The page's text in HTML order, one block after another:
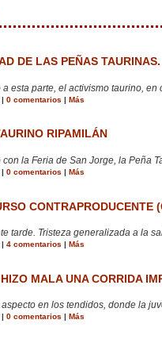
DE LAS PEÑAS TAURINAS.
esta parte, el activismo taurino, en
0 comentarios | Más
RIPAMILÁN
la Feria de San Jorge, la Peña
0 comentarios | Más
CONTRAPRODUCENTE
tarde. Tristeza generalizada a la
4 comentarios | Más
MALA UNA CORRIDA
en los tendidos, donde la
0 comentarios Más